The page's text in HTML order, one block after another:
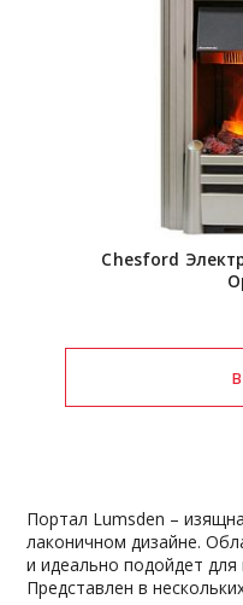
Chesford
Портал Lumsden –
лаконичном дизайне.
и идеально подойдет
Представлен в